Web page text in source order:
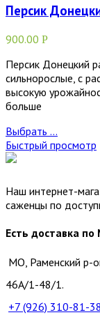
Персик
900.00 Р
Персик Донецкий
сильнорослые, с
высокую
больше
Выбрать ...
Быстрый просмотр
Наш интернет-
саженцы по
Есть доставка
МО, Раменский р-
46А/1-48/1.
+7 (926) 310-81-38